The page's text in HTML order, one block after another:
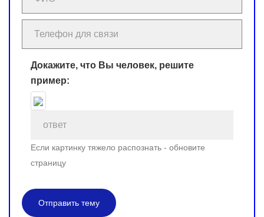
Докажите, что Вы человек, решите
пример:
Если картинку тяжело распознать - обновите
страницу
Отправить тему